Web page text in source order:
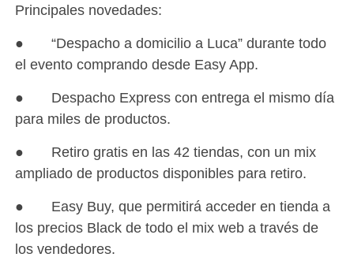
Principales novedades:
● “Despacho a domicilio a Luca” durante todo
el evento comprando desde Easy App.
● Despacho Express con entrega el mismo día
para miles de productos.
● Retiro gratis en las 42 tiendas, con un mix
ampliado de productos disponibles para retiro.
● Easy Buy, que permitirá acceder en tienda a
los precios Black de todo el mix web a través de
los vendedores.